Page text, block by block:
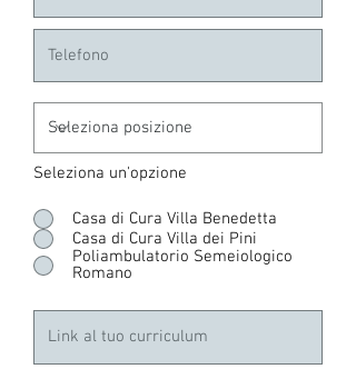
Seleziona un'opzione
Casa di Cura Villa Benedetta
Casa di Cura Villa dei Pini
Poliambulatorio Semeiologico
Romano